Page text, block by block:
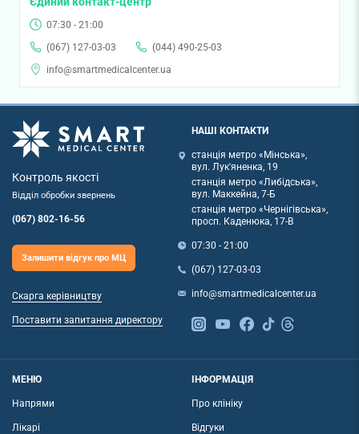
07:30 - 21:00
(067) 127-03-03
(044) 490-25-03
info@smartmedicalcenter.ua
Контроль якості
Відділ обробки звернень
(067) 802-16-56
Залишити відгук про МЦ
Скарга керівництву
Поставити запитання директору
НАШІ КОНТАКТИ
станція метро «Мінська»,
вул. Лук'яненка, 19
станція метро «Либідська»,
вул. Маккейна, 7-Б
станція метро «Чернігівська»,
просп. Каденюка, 17-В
07:30 - 21:00
(067) 127-03-03
info@smartmedicalcenter.ua
МЕНЮ
Напрями
Лікарі
ІНФОРМАЦІЯ
Про клініку
Відгуки